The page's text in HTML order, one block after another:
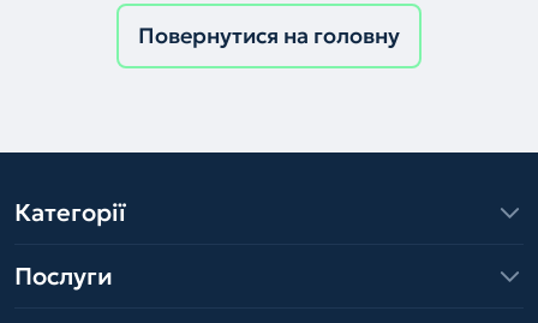
Повернутися на головну
Категорії
Послуги